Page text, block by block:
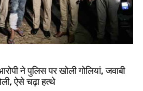
ने पुलिस पर खोली गोलियां, जवाबी
ऐसे चढ़ा हत्थे